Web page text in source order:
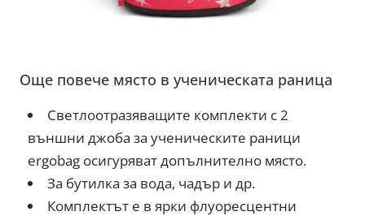
Още повече място в ученическата раница
Светлоотразяващите комплекти с 2
външни джоба за ученическите раници
ergobag осигуряват допълнително място.
За бутилка за вода, чадър и др.
Комплектът е в ярки флуоресцентни